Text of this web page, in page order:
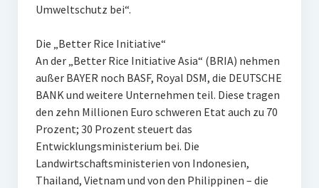
Umweltschutz bei“.
Die „Better Rice Initiative“
An der „Better Rice Initiative Asia“ (BRIA) nehmen
außer BAYER noch BASF, Royal DSM, die DEUTSCHE
BANK und weitere Unternehmen teil. Diese tragen
den zehn Millionen Euro schweren Etat auch zu 70
Prozent; 30 Prozent steuert das
Entwicklungsministerium bei. Die
Landwirtschaftsministerien von Indonesien,
Thailand, Vietnam und von den Philippinen – die